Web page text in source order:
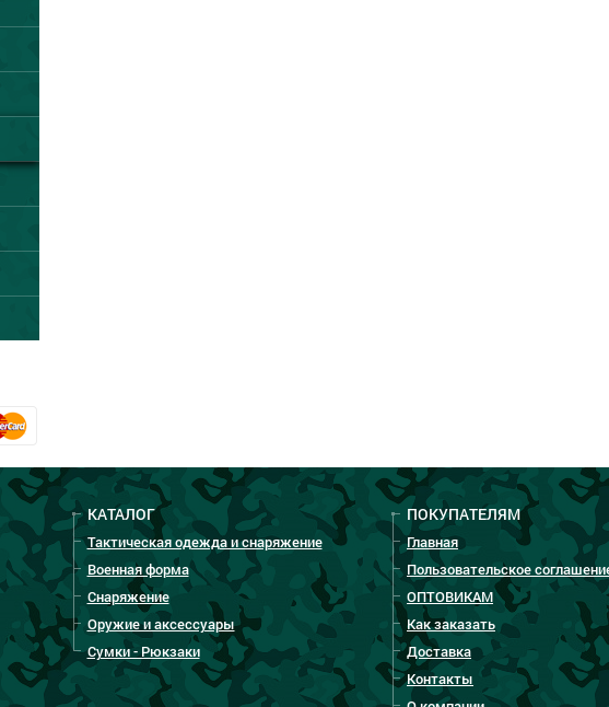
КАТАЛОГ
Тактическая одежда и снаряжение
Военная форма
Снаряжение
Оружие и аксессуары
Сумки - Рюкзаки
ПОКУПАТЕЛЯМ
Главная
Пользовательское
ОПТОВИКАМ
Как заказать
Доставка
Контакты